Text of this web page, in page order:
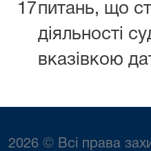
17питань, що
діяльності
вказівкою
2026 © Всі права